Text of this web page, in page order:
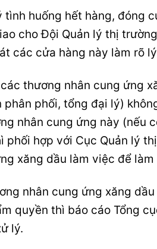
tình huống hết hàng, đóng
cho Đội Quản lý thị
các cửa hàng này làm rõ
thương nhân cung ứng
phân phối, tổng đại lý)
nhân cung ứng này (nếu
phối hợp với Cục Quản lý
xăng dầu làm việc để làm
nhân cung ứng xăng
quyền thì báo cáo Tổng
lý.